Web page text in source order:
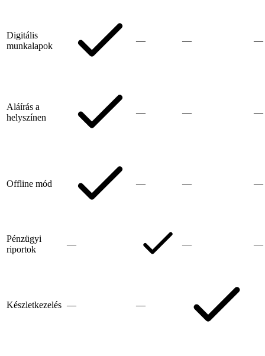
Digitális
munkalapok
— — —
Aláírás a
helyszínen
— — —
Offline mód — — —
Pénzügyi
riportok
— — —
Készletkezelés — —